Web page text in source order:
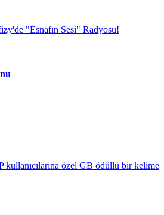
"Esnafın Sesi" Radyosu​!
kullanıcılarına özel GB ödüllü bir kelime